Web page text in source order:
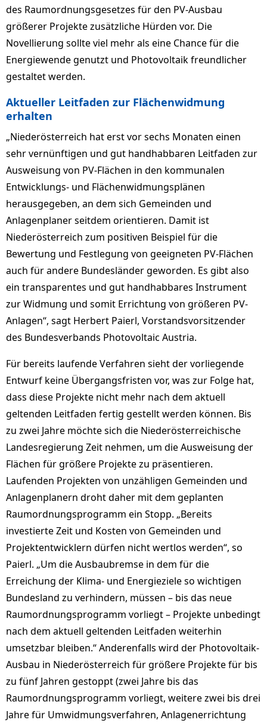
des Raumordnungsgesetzes für den PV-Ausbau
größerer Projekte zusätzliche Hürden vor. Die
Novellierung sollte viel mehr als eine Chance für die
Energiewende genutzt und Photovoltaik freundlicher
gestaltet werden.
Aktueller Leitfaden zur Flächenwidmung
erhalten
„Niederösterreich hat erst vor sechs Monaten einen
sehr vernünftigen und gut handhabbaren Leitfaden zur
Ausweisung von PV-Flächen in den kommunalen
Entwicklungs- und Flächenwidmungsplänen
herausgegeben, an dem sich Gemeinden und
Anlagenplaner seitdem orientieren. Damit ist
Niederösterreich zum positiven Beispiel für die
Bewertung und Festlegung von geeigneten PV-Flächen
auch für andere Bundesländer geworden. Es gibt also
ein transparentes und gut handhabbares Instrument
zur Widmung und somit Errichtung von größeren PV-
Anlagen“, sagt Herbert Paierl, Vorstandsvorsitzender
des Bundesverbands Photovoltaic Austria.
Für bereits laufende Verfahren sieht der vorliegende
Entwurf keine Übergangsfristen vor, was zur Folge hat,
dass diese Projekte nicht mehr nach dem aktuell
geltenden Leitfaden fertig gestellt werden können. Bis
zu zwei Jahre möchte sich die Niederösterreichische
Landesregierung Zeit nehmen, um die Ausweisung der
Flächen für größere Projekte zu präsentieren.
Laufenden Projekten von unzähligen Gemeinden und
Anlagenplanern droht daher mit dem geplanten
Raumordnungsprogramm ein Stopp. „Bereits
investierte Zeit und Kosten von Gemeinden und
Projektentwicklern dürfen nicht wertlos werden“, so
Paierl. „Um die Ausbaubremse in dem für die
Erreichung der Klima- und Energieziele so wichtigen
Bundesland zu verhindern, müssen – bis das neue
Raumordnungsprogramm vorliegt – Projekte unbedingt
nach dem aktuell geltenden Leitfaden weiterhin
umsetzbar bleiben.“ Anderenfalls wird der Photovoltaik-
Ausbau in Niederösterreich für größere Projekte für bis
zu fünf Jahren gestoppt (zwei Jahre bis das
Raumordnungsprogramm vorliegt, weitere zwei bis drei
Jahre für Umwidmungsverfahren, Anlagenerrichtung